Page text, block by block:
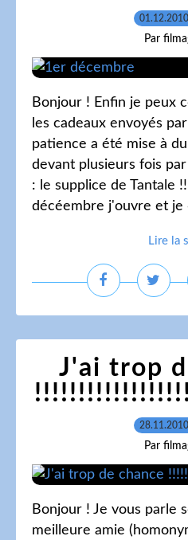
01.12.2010
Par
Bonjour ! Enfin je peux
les cadeaux envoyés
patience a été mise à
devant plusieurs fois
: le supplice de Tantale
décéembre j'ouvre et je
Lire la
J'ai trop
28.11.2010
Par
Bonjour ! Je vous parle
meilleure amie